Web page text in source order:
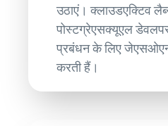
उठाएं। क्लाउडएक्टिव
पोस्टग्रेएसक्यूएल
प्रबंधन के लिए
करती हैं।